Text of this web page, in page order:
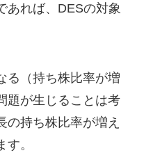
あれば、DESの対象
る（持ち株比率が増
題が生じることは考
の持ち株比率が増え
。